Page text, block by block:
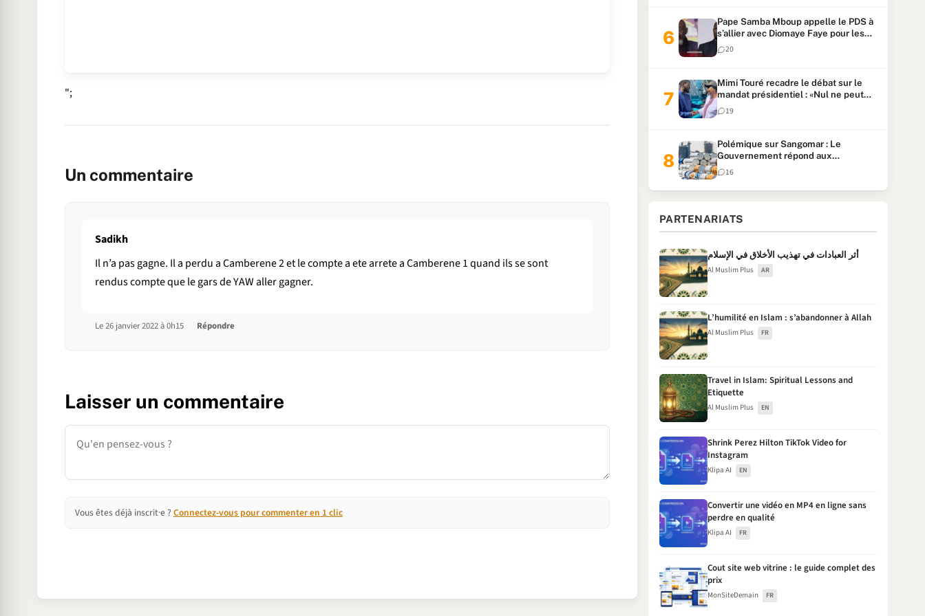
";
Un commentaire
Sadikh
Il n’a pas gagne. Il a perdu a Camberene 2 et le compte a ete arrete a Camberene 1 quand ils se sont
rendus compte que le gars de YAW aller gagner.
Le 26 janvier 2022 à 0h15 Répondre
Laisser un commentaire
Commentaire
Vous êtes déjà inscrit·e ? Connectez-vous pour commenter en 1 clic
Pape Samba Mboup appelle le PDS à
s’allier avec Diomaye Faye pour les
locales et tacle Sonko
20
Mimi Touré recadre le débat sur le
mandat présidentiel : «Nul ne peut
faire plus de deux mandats
consécutifs de 5 ans»
19
Polémique sur Sangomar : Le
Gouvernement répond aux
accusations et clarifie le partage des
milliards
16
PARTENARIATS
أثر العبادات في تهذيب الأخلاق في الإسلام
Al Muslim Plus AR
L’humilité en Islam : s’abandonner à Allah
Al Muslim Plus FR
Travel in Islam: Spiritual Lessons and
Etiquette
Al Muslim Plus EN
Shrink Perez Hilton TikTok Video for
Instagram
Klipa AI EN
Convertir une vidéo en MP4 en ligne sans
perdre en qualité
Klipa AI FR
Cout site web vitrine : le guide complet des
prix
MonSiteDemain FR